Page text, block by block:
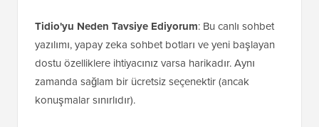
Tidio'yu Neden Tavsiye Ediyorum: Bu canlı sohbet
yazılımı, yapay zeka sohbet botları ve yeni başlayan
dostu özelliklere ihtiyacınız varsa harikadır. Aynı
zamanda sağlam bir ücretsiz seçenektir (ancak
konuşmalar sınırlıdır).